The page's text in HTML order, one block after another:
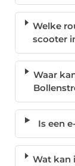
Welke
scooter
Waar
Is een
Wat kan